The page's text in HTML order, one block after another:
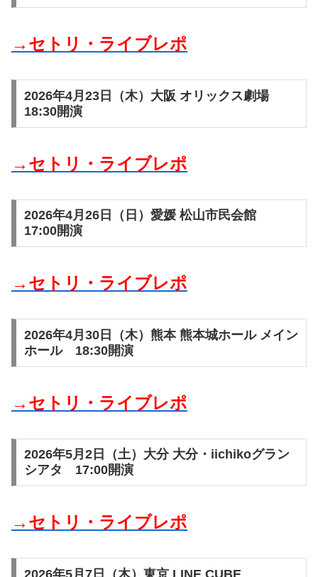
→セトリ・ライブレポ
2026年4月23日（木）大阪 オリックス劇場
18:30開演
→セトリ・ライブレポ
2026年4月26日（日）愛媛 松山市民会館
17:00開演
→セトリ・ライブレポ
2026年4月30日（木）熊本 熊本城ホール メイン
ホール 18:30開演
→セトリ・ライブレポ
2026年5月2日（土）大分 大分・iichikoグラン
シアタ 17:00開演
→セトリ・ライブレポ